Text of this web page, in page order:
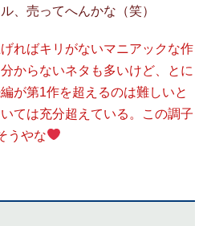
、売ってへんかな（笑）
ればキリがないマニアックな作
からないネタも多いけど、とに
が第1作を超えるのは難しいと
ては充分超えている。この調子
うやな